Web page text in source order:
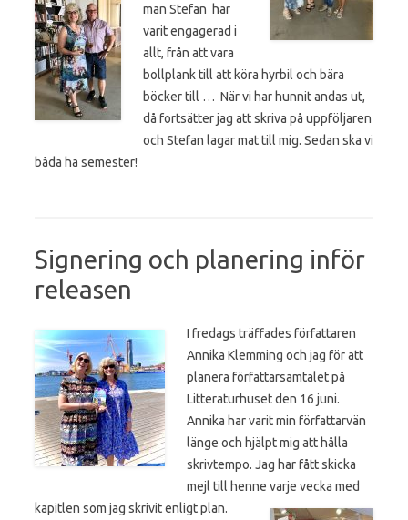
man Stefan har
varit engagerad i
allt, från att vara
bollplank till att köra hyrbil och bära
böcker till … När vi har hunnit andas ut,
då fortsätter jag att skriva på uppföljaren
och Stefan lagar mat till mig. Sedan ska vi
båda ha semester!
Signering och planering inför
releasen
I fredags träffades författaren
Annika Klemming och jag för att
planera författarsamtalet på
Litteraturhuset den 16 juni.
Annika har varit min författarvän
länge och hjälpt mig att hålla
skrivtempo. Jag har fått skicka
mejl till henne varje vecka med
kapitlen som jag skrivit enligt plan.